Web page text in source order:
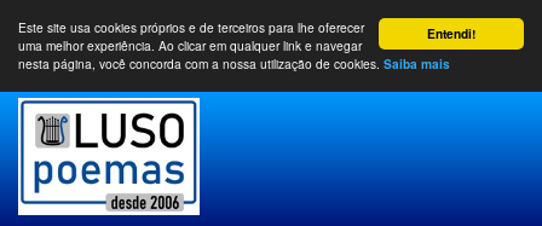
Entendi!
Este site usa cookies próprios e de terceiros para lhe oferecer
uma melhor experiência. Ao clicar em qualquer link e navegar
nesta página, você concorda com a nossa utilização de cookies. Saiba mais